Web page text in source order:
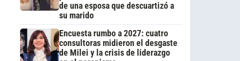
de una esposa que descuartizó a
su marido
Encuesta rumbo a 2027: cuatro
consultoras midieron el desgaste
de Milei y la crisis de liderazgo